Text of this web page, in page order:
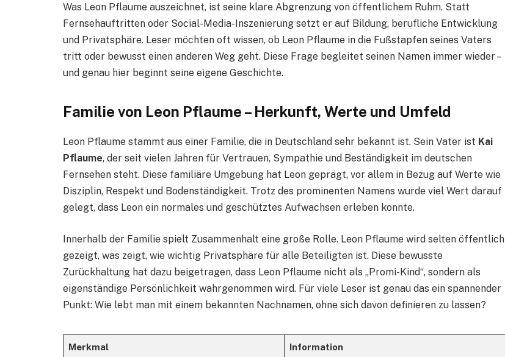
Was Leon Pflaume auszeichnet, ist seine klare Abgrenzung von öffentlichem Ruhm. Statt
Fernsehauftritten oder Social-Media-Inszenierung setzt er auf Bildung, berufliche Entwicklung
und Privatsphäre. Leser möchten oft wissen, ob Leon Pflaume in die Fußstapfen seines Vaters
tritt oder bewusst einen anderen Weg geht. Diese Frage begleitet seinen Namen immer wieder –
und genau hier beginnt seine eigene Geschichte.
Familie von Leon Pflaume – Herkunft, Werte und Umfeld
Leon Pflaume stammt aus einer Familie, die in Deutschland sehr bekannt ist. Sein Vater ist Kai
Pflaume, der seit vielen Jahren für Vertrauen, Sympathie und Beständigkeit im deutschen
Fernsehen steht. Diese familiäre Umgebung hat Leon geprägt, vor allem in Bezug auf Werte wie
Disziplin, Respekt und Bodenständigkeit. Trotz des prominenten Namens wurde viel Wert darauf
gelegt, dass Leon ein normales und geschütztes Aufwachsen erleben konnte.
Innerhalb der Familie spielt Zusammenhalt eine große Rolle. Leon Pflaume wird selten öffentlich
gezeigt, was zeigt, wie wichtig Privatsphäre für alle Beteiligten ist. Diese bewusste
Zurückhaltung hat dazu beigetragen, dass Leon Pflaume nicht als „Promi-Kind“, sondern als
eigenständige Persönlichkeit wahrgenommen wird. Für viele Leser ist genau das ein spannender
Punkt: Wie lebt man mit einem bekannten Nachnamen, ohne sich davon definieren zu lassen?
Merkmal Information